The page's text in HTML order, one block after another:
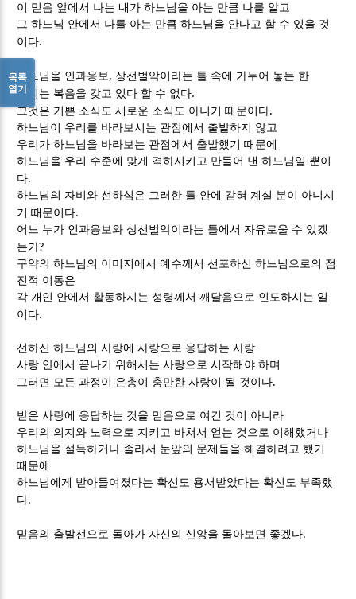
이 믿음 앞에서 나는 내가 하느님을 아는 만큼 나를 알고
그 하느님 안에서 나를 아는 만큼 하느님을 안다고 할 수 있을 것
이다.
하느님을 인과응보 ,상선벌악이라는 틀 속에 가두어 놓는 한
우리는 복음을 갖고 있다 할 수 없다.
그것은 기쁜 소식도 새로운 소식도 아니기 때문이다.
하느님이 우리를 바라보시는 관점에서 출발하지 않고
우리가 하느님을 바라보는 관점에서 출발했기 때문에
하느님을 우리 수준에 맞게 격하시키고 만들어 낸 하느님일 뿐이
다.
하느님의 자비와 선하심은 그러한 틀 안에 갇혀 계실 분이 아니시
기 때문이다.
어느 누가 인과응보와 상선벌악이라는 틀에서 자유로울 수 있겠
는가?
구약의 하느님의 이미지에서 예수께서 선포하신 하느님으로의 점
진적 이동은
각 개인 안에서 활동하시는 성령께서 깨달음으로 인도하시는 일
이다.
선하신 하느님의 사랑에 사랑으로 응답하는 사랑
사랑 안에서 끝나기 위해서는 사랑으로 시작해야 하며
그러면 모든 과정이 은총이 충만한 사랑이 될 것이다.
받은 사랑에 응답하는 것을 믿음으로 여긴 것이 아니라
우리의 의지와 노력으로 지키고 바쳐서 얻는 것으로 이해했거나
하느님을 설득하거나 졸라서 눈앞의 문제들을 해결하려고 했기
때문에
하느님에게 받아들여졌다는 확신도 용서받았다는 확신도 부족했
다.
믿음의 출발선으로 돌아가 자신의 신앙을 돌아보면 좋겠다.
목록
열기